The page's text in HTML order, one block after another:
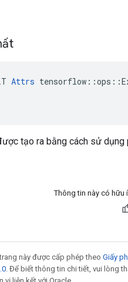
Attrs
tạo ra bằng cách sử
Thông tin này có
này được cấp phép theo Giấy
. Để biết thông tin chi tiết, vui lòng